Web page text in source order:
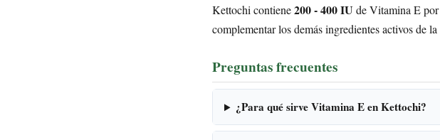
Kettochi contiene200 - 400 IU de Vitamina E por
complementar los demás ingredientes activos de
Preguntas frecuentes
¿Para qué sirve Vitamina E en Kettochi?